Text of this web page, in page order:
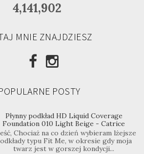
4,141,902
MNIE ZNAJDZIESZ
POSTY
Płynny podkład HD Liquid Coverage
Foundation 010 Light Beige - Catrice
Chociaż na co dzień wybieram lżejsze
typu Fit Me, w okresie gdy moja
twarz jest w gorszej kondycji...